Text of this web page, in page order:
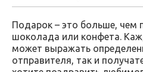
Подарок – это больше, чем
шоколада или конфета.
может выражать
отправителя, так и